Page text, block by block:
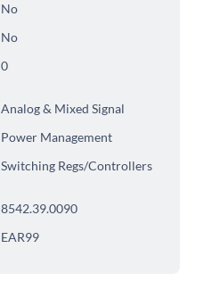
No
No
0
Analog & Mixed Signal
Power Management
Switching Regs/Controllers
8542.39.0090
EAR99